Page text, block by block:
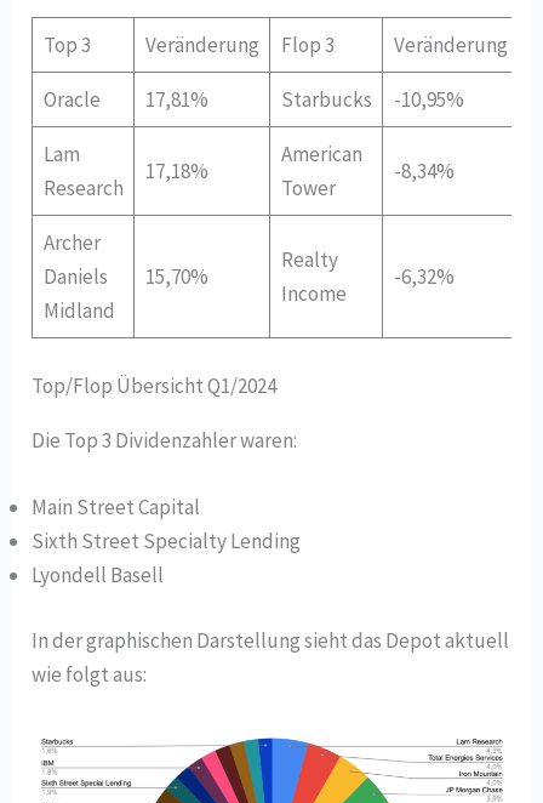
Top 3 Veränderung Flop 3 Veränderung
Oracle 17,81% Starbucks -10,95%
Lam
Research
17,18%
American
Tower
-8,34%
Archer
Daniels
Midland
15,70%
Realty
Income
-6,32%
Top/Flop Übersicht Q1/2024
Die Top 3 Dividenzahler waren:
Main Street Capital
Sixth Street Specialty Lending
Lyondell Basell
In der graphischen Darstellung sieht das Depot aktuell
wie folgt aus: